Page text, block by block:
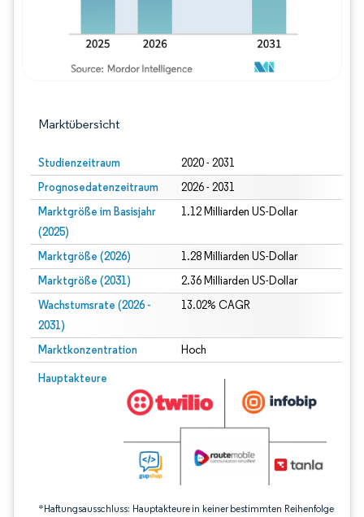
Marktübersicht
Studienzeitraum 2020 - 2031
Prognosedatenzeitraum 2026 - 2031
Marktgröße im Basisjahr
(2025)
1.12 Milliarden US-Dollar
Marktgröße (2026) 1.28 Milliarden US-Dollar
Marktgröße (2031) 2.36 Milliarden US-Dollar
Wachstumsrate (2026 -
2031)
13.02% CAGR
Marktkonzentration Hoch
Hauptakteure
*Haftungsausschluss: Hauptakteure in keiner bestimmten Reihenfolge
Bild © Mordor Intelligence. Wiederverwendung erfordert Namensnennung